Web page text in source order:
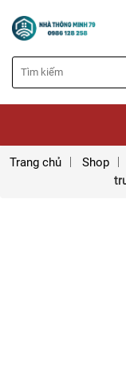
Trang chủ Shop